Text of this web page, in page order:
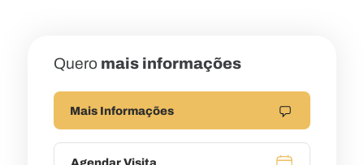
Quero mais informações
Mais Informações